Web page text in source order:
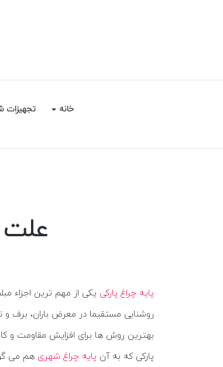
خانه تجهیزات
علت
پایه چراغ پارکی یکی از مهم ترین اجزاء
روشنایی مستقیما در معرض باران، برف و
بهترین روش ها برای افزایش مقاومت و
پارکی که به آن پایه چراغ شهری هم می